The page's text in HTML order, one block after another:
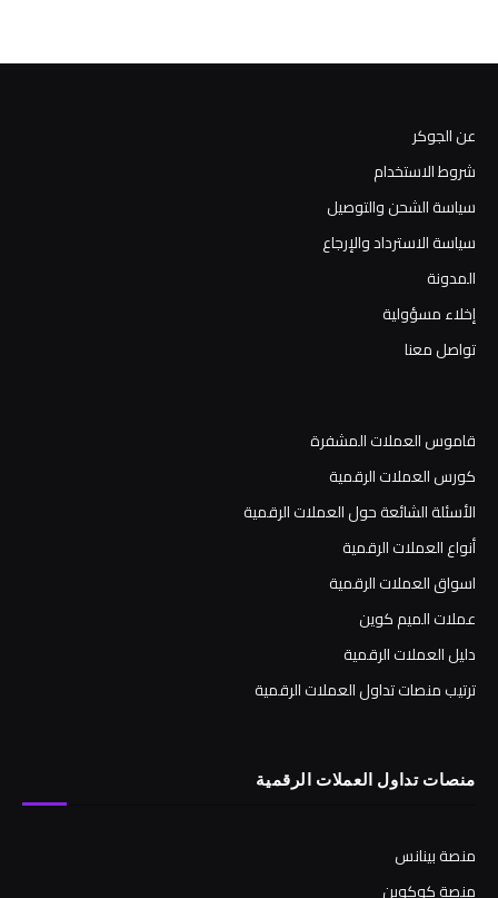
عن الجوكر
شروط الاستخدام
سياسة الشحن والتوصيل
سياسة الاسترداد والإرجاع
المدونة
إخلاء مسؤولية
تواصل معنا
قاموس العملات المشفرة
كورس العملات الرقمية
الأسئلة الشائعة حول العملات الرقمية
أنواع العملات الرقمية
اسواق العملات الرقمية
عملات الميم كوين
دليل العملات الرقمية
ترتيب منصات تداول العملات الرقمية
منصات تداول العملات الرقمية
منصة بينانس
منصة كوكوين